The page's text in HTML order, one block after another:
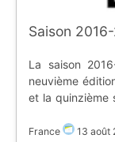
Saison
La saison
neuvième
et la quinzième
Classement : * **1. AS Monaco** * 2. Paris Saint-Germain
France 13 août